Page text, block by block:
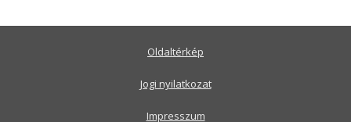
Oldaltérkép
Jogi nyilatkozat
Impresszum